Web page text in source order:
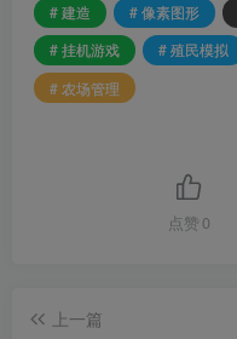
# 建造
# 像素图形
# 挂机游戏
# 殖民模拟
# 农场管理
点赞 0
上一篇